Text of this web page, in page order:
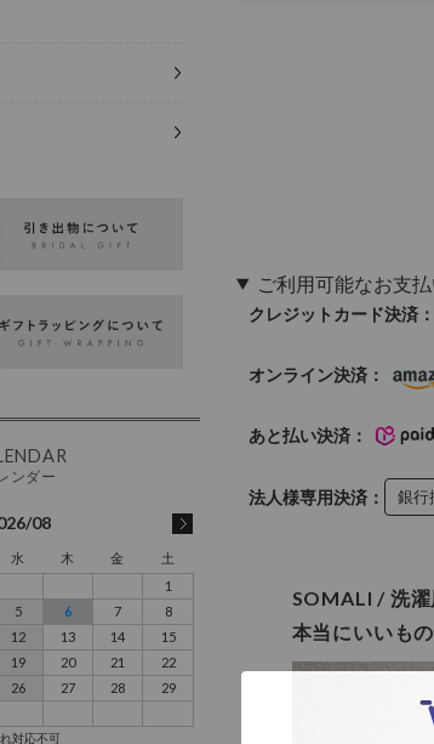
ご利用可能なお支
クレジットカード決済：
オンライン決済：
あと払い決済：
法人様専用決済： 銀行
SOMALI / 洗
本当にいいも
08
水 木 金
土
1
5 6 7
8
12 13 14
15
19 20 21
22
26 27 28
29
対応不可